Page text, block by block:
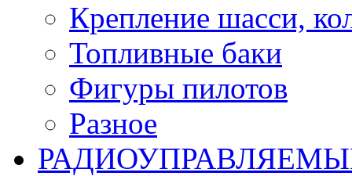
Крепление шасси,
Топливные баки
Фигуры пилотов
Разное